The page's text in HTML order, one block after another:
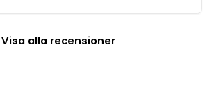
Visa alla recensioner